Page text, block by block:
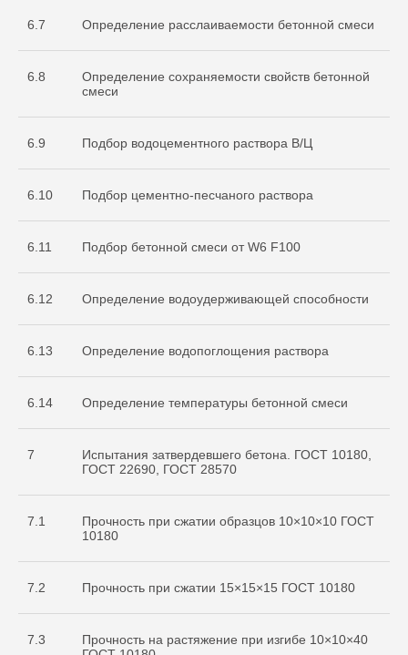
6.7 Определение расслаиваемости бетонной смеси
6.8
Определение сохраняемости свойств бетонной
смеси
6.9 Подбор водоцементного раствора В/Ц
6.10 Подбор цементно-песчаного раствора
6.11 Подбор бетонной смеси от W6 F100
6.12 Определение водоудерживающей способности
6.13 Определение водопоглощения раствора
6.14 Определение температуры бетонной смеси
7
Испытания затвердевшего бетона. ГОСТ 10180,
ГОСТ 22690, ГОСТ 28570
7.1
Прочность при сжатии образцов 10×10×10 ГОСТ
10180
7.2 Прочность при сжатии 15×15×15 ГОСТ 10180
7.3
Прочность на растяжение при изгибе 10×10×40
по необходимым объемам испытаний
ОСТАВИТЬ ЗАЯВКУ
info@sdo-eng.ru
+7 999 996 42 12